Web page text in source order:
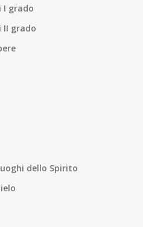
I grado
II grado
dello Spirito